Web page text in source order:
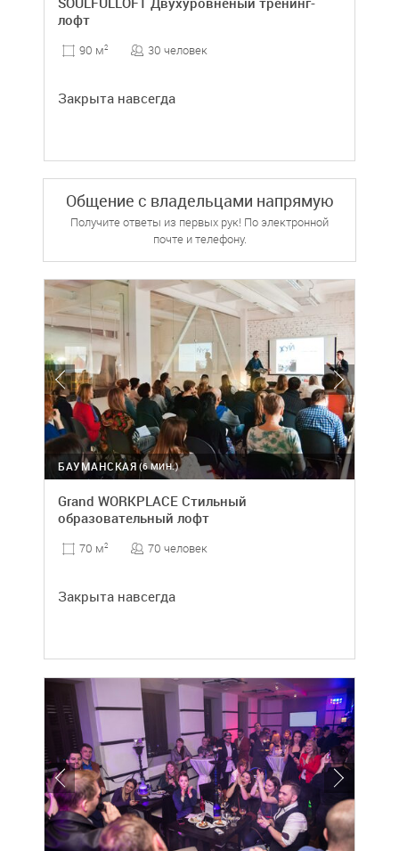
лофт
90 м2 30 человек
Закрыта навсегда
Общение с владельцами напрямую
Получите ответы из первых рук! По электронной
почте и телефону.
(6 МИН.)
БАУМАНСКАЯ
Grand WORKPLACE Стильный
образовательный лофт
70 м2 70 человек
Закрыта навсегда